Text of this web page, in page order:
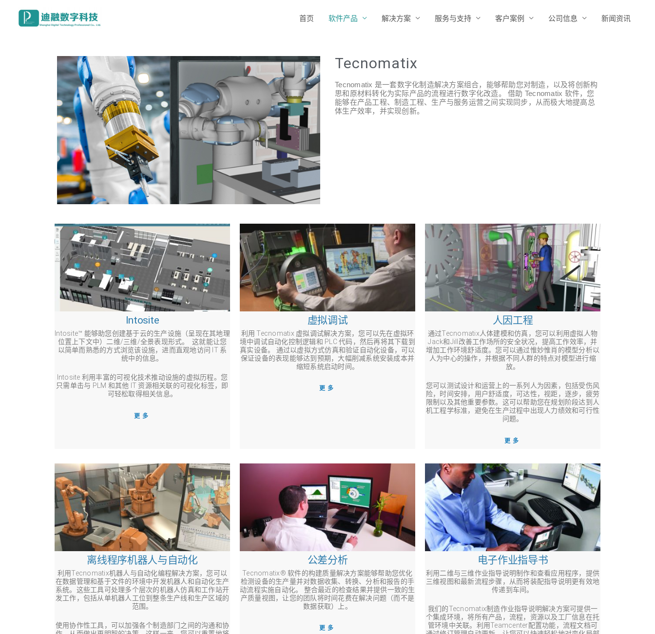
首页 软件产品 解决方案 服务与支持 客户案例 公司信息 新闻资讯
Tecnomatix
Tecnomatix 是一套数字化制造解决方案组合，能够帮助您对制造，以及将创新构
思和原材料转化为实际产品的流程进行数字化改造。 借助 Tecnomatix 软件，您
能够在产品工程、制造工程、生产与服务运营之间实现同步，从而极大地提高总
体生产效率，并实现创新。
Intosite
Intosite™ 能够助您创建基于云的生产设施（呈现在其地理
位置上下文中）二维/三维/全景表现形式。 这就能让您
以简单而熟悉的方式浏览该设施，进而直观地访问 IT 系
统中的信息。
Intosite 利用丰富的可视化技术推动设施的虚拟历程。您
只需单击与 PLM 和其他 IT 资源相关联的可视化标签，即
可轻松取得相关信息。
更多
虚拟调试
利用 Tecnomatix 虚拟调试解决方案，您可以先在虚拟环
境中调试自动化控制逻辑和 PLC 代码，然后再将其下载到
真实设备。 通过以虚拟方式仿真和验证自动化设备，可以
保证设备的表现能够达到预期，大幅削减系统安装成本并
缩短系统启动时间。
更多
人因工程
通过Tecnomatix人体建模和仿真，您可以利用虚拟人物
Jack和Jill改善工作场所的安全状况，提高工作效率，并
增加工作环境舒适度。您可以通过惟妙惟肖的模型分析以
人为中心的操作，并根据不同人群的特点对模型进行缩
放。
您可以测试设计和运营上的一系列人为因素，包括受伤风
险，时间安排，用户舒适度，可达性，视距，逐步，疲劳
限制以及其他重要参数。这可以帮助您在规划阶段达到人
机工程学标准，避免在生产过程中出现人力绩效和可行性
问题。
更多
离线程序机器人与自动化
利用Tecnomatix机器人与自动化编程解决方案，您可以
在数据管理和基于文件的环境中开发机器人和自动化生产
系统。这些工具可处理多个层次的机器人仿真和工作站开
发工作，包括从单机器人工位到整条生产线和生产区域的
范围。
使用协作性工具，可以加强各个制造部门之间的沟通和协
公差分析
Tecnomatix® 软件的构建质量解决方案能够帮助您优化
检测设备的生产量并对数据收集、转换、分析和报告的手
动流程实施自动化。 整合最近的检查结果并提供一致的生
产质量视图，让您的团队将时间花费在解决问题（而不是
数据获取）上。
更多
电子作业指导书
利用二维与三维作业指导说明制作和查看应用程序，提供
三维视图和最新流程步骤，从而将装配指导说明更有效地
传递到车间。
我们的Tecnomatix制造作业指导说明解决方案可提供一
个集成环境，将所有产品，流程，资源以及工厂信息在托
管环境中关联。利用Teamcenter配置功能，流程文档可